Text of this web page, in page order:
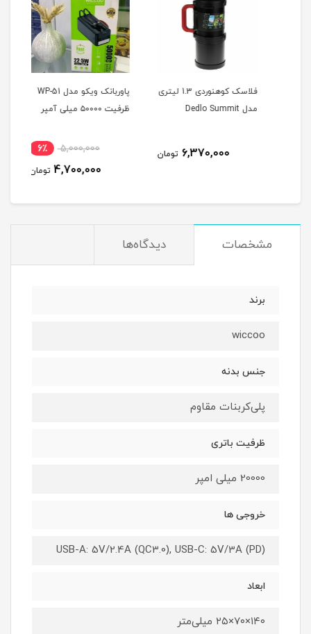
فلاسک کوهنوردی 1.3 لیتری
مدل Dedlo Summit
6,370,000 تومان
پاوربانک ویکو مدل WP-51
ظرفیت ۵۰۰۰۰ میلی آمپر
5,000,000 6٪
4,700,000 تومان
مشخصات دیدگاه‌ها
برند
wiccoo
جنس بدنه
پلی‌کربنات مقاوم
ظرفیت باتری
20000 میلی امپر
خروجی ها
USB-A: 5V/2.4A (QC3.0), USB-C: 5V/3A (PD)
ابعاد
۱۴۰×۷۰×۲۵ میلی‌متر